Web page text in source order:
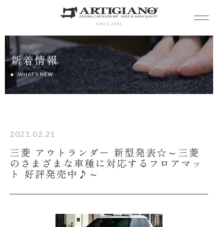
SINCE 2005
新着情報
WHAT’S NEW
2021.02.21
三菱 アウトランダー 新型発表☆～三菱
のさまざまな車種に対応するフロアマッ
ト 好評発売中♪～